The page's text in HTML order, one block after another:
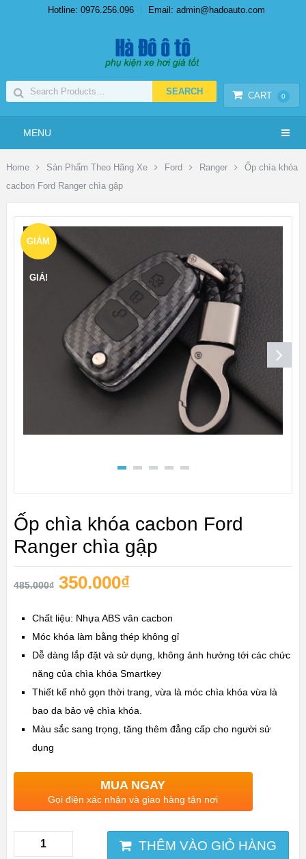
Hotline: 0976.256.096 Email: admin@hadoauto.com
CART 0
MENU
Home Sản Phẩm Theo Hãng Xe Ford Ranger
Ốp chìa khóa
cacbon Ford Ranger chìa gập
GIẢM
GIÁ!
Ốp chìa khóa cacbon Ford
Ranger chìa gập
485.000₫ 350.000₫
Chất liệu: Nhựa ABS vân cacbon
Móc khóa làm bằng thép không gỉ
Dễ dàng lắp đặt và sử dụng, không ảnh hưởng tới các chức
năng của chìa khóa Smartkey
Thiết kế nhỏ gọn thời trang, vừa là móc chìa khóa vừa là
bao da bảo vệ chìa khóa.
Màu sắc sang trọng, tăng thêm đẳng cấp cho người sử
dụng
MUA NGAY
Gọi điện xác nhận và giao hàng tận nơi
THÊM VÀO GIỎ HÀNG